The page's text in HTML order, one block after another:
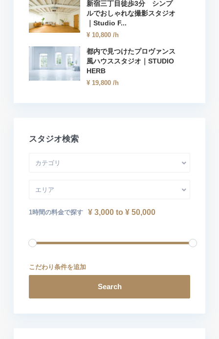
新宿三丁目徒歩3分 シンプ
ルでおしゃれな撮影スタジオ
｜Studio F...
¥ 10,800 /h
都内で見つけたプロヴァンス
風ハウススタジオ｜STUDIO
HERB
¥ 19,800 /h
スタジオ検索
カテゴリ
エリア
1時間の料金で探す ¥ 3,000 to ¥ 50,000
こだわり条件を追加
Search